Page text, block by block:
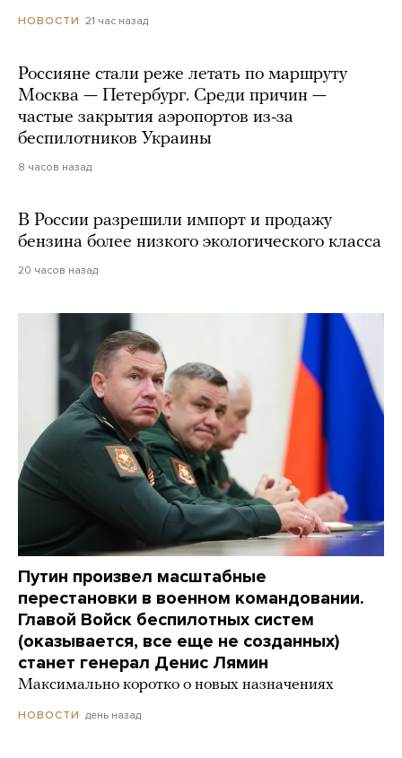
НОВОСТИ 21 час назад
Россияне стали реже летать по маршруту
Москва — Петербург. Среди причин —
частые закрытия аэропортов из-за
беспилотников Украины
8 часов назад
В России разрешили импорт и продажу
бензина более низкого экологического класса
20 часов назад
Путин произвел масштабные
перестановки в военном командовании.
Главой Войск беспилотных систем
(оказывается, все еще не созданных)
станет генерал Денис Лямин
Максимально коротко о новых назначениях
НОВОСТИ день назад